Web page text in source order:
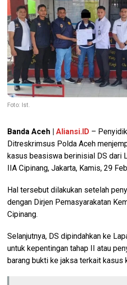
Foto: Ist.
Banda Aceh | Aliansi.ID –
Ditreskrimsus Polda Aceh
kasus beasiswa berinisial DS dari
IIA Cipinang, Jakarta, Kamis, 29
Hal tersebut dilakukan setelah
dengan Dirjen Pemasyarakatan
Cipinang.
Selanjutnya, DS dipindahkan ke
untuk kepentingan tahap II atau
barang bukti ke jaksa terkait kasus